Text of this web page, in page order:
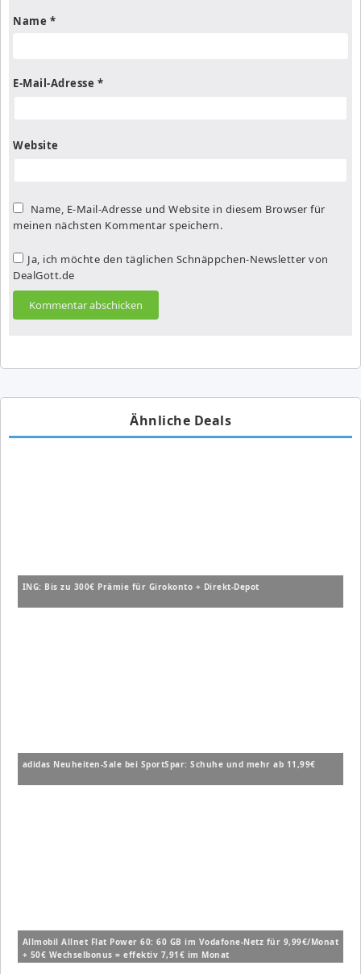
Name *
E-Mail-Adresse *
Website
Name, E-Mail-Adresse und Website in diesem Browser für
meinen nächsten Kommentar speichern.
Ja, ich möchte den täglichen Schnäppchen-Newsletter von
DealGott.de
Ähnliche Deals
ING: Bis zu 300€ Prämie für Girokonto + Direkt-Depot
adidas Neuheiten-Sale bei SportSpar: Schuhe und mehr ab 11,99€
Allmobil Allnet Flat Power 60: 60 GB im Vodafone-Netz für 9,99€/Monat
+ 50€ Wechselbonus = effektiv 7,91€ im Monat